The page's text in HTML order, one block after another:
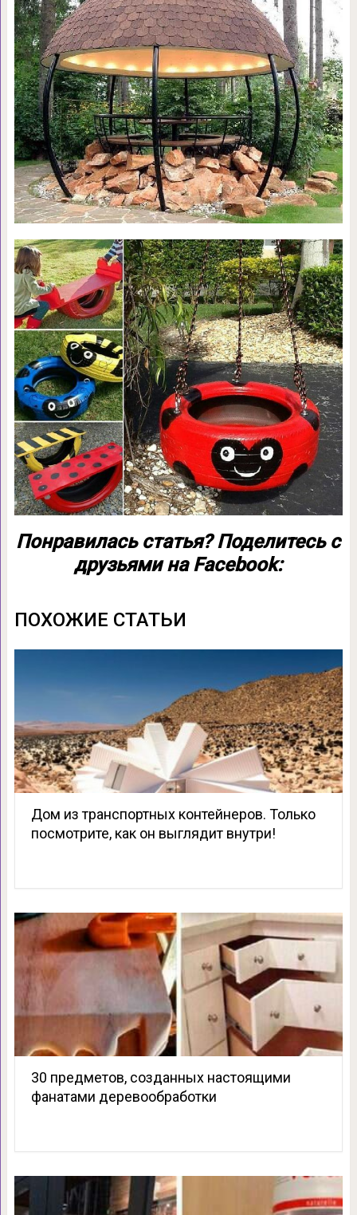
Понравилась статья? Поделитесь с
друзьями на Facebook:
ПОХОЖИЕ СТАТЬИ
Дом из транспортных контейнеров. Только
посмотрите, как он выглядит внутри!
30 предметов, созданных настоящими
фанатами деревообработки